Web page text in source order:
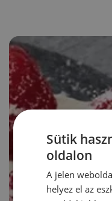
Sütik
oldalon
A jelen
helyez el az